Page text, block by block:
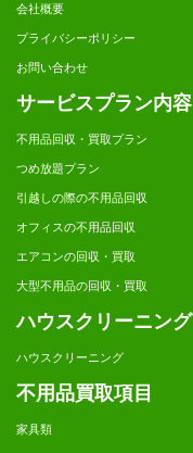
会社概要
プライバシーポリシー
お問い合わせ
サービスプラン内容
不用品回収・買取プラン
つめ放題プラン
引越しの際の不用品回収
オフィスの不用品回収
エアコンの回収・買取
大型不用品の回収・買取
ハウスクリーニング
ハウスクリーニング
不用品買取項目
家具類